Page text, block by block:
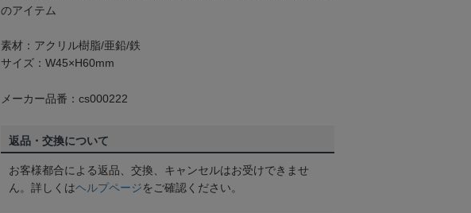
のアイテム
素材：アクリル樹脂/亜鉛/鉄
サイズ：W45×H60mm
メーカー品番：cs000222
返品・交換について
お客様都合による返品、交換、キャンセルはお受けできませ
ん。詳しくはヘルプページをご確認ください。